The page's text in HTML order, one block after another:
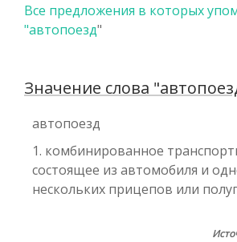
Все предложения в которых
"автопоезд"
Значение слова
автопоезд
1. комбинированное
состоящее из автомобиля и
нескольких прицепов или